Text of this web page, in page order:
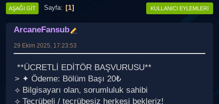
AŞAĞI GIT Sayfa 1 KULLANICI EYLEMLERI
ArcaneFansub
29 Ekim 2025, 17:23:53
**ÜCRETLİ EDİTÖR BAŞVURUSU**
> ✦ Ödeme: Bölüm Başı 20₺
⟡ Bilgisayarı olan, sorumluluk sahibi
⟡ Tecrübeli / tecrübesiz herkesi bekleriz!